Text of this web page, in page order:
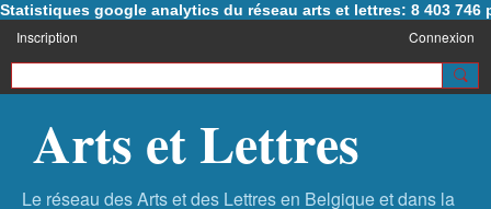
Statistiques google analytics du réseau arts et lettres: 8 403 746
Inscription Connexion
Arts et Lettres